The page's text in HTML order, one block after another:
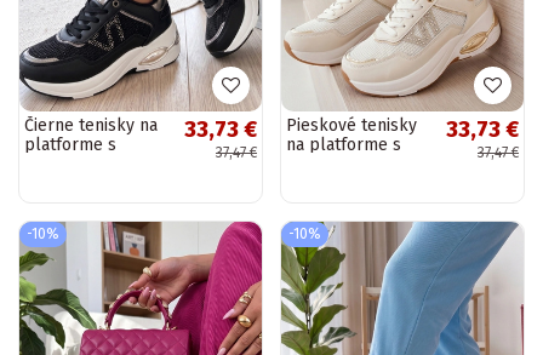
Čierne tenisky na
platforme s
33,73 €
37,47 €
Pieskové tenisky
na platforme s
33,73 €
37,47 €
-10% -10%